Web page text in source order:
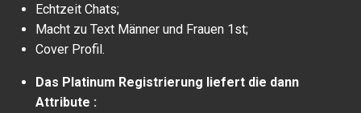
Echtzeit Chats;
Macht zu Text Männer und Frauen 1st;
Cover Profil.
Das Platinum Registrierung liefert die dann
Attribute :